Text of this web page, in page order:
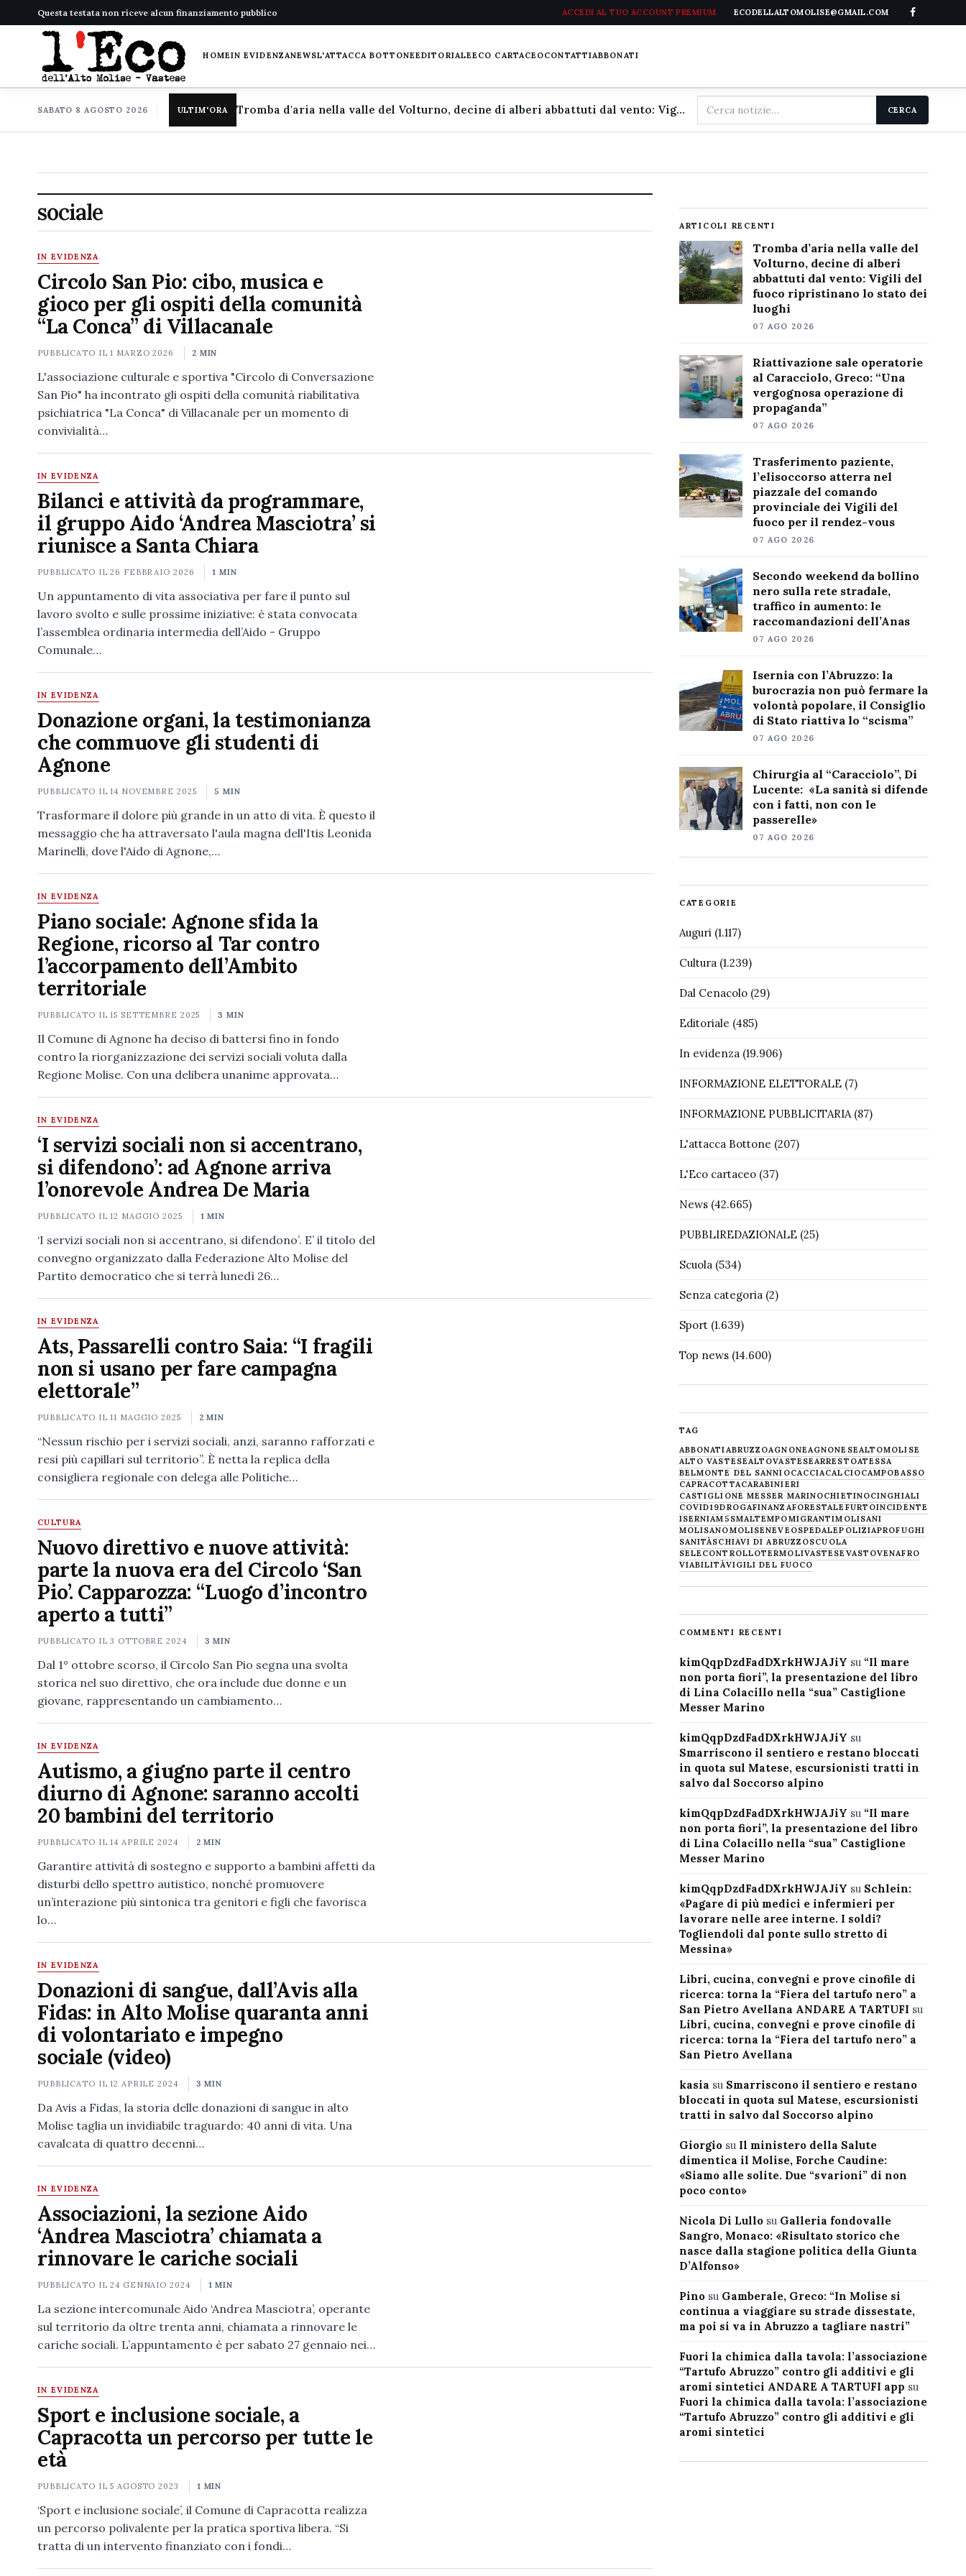
Questa testata non riceve alcun finanziamento pubblico ACCEDI AL TUO ACCOUNT PREMIUM ECODELLALTOMOLISE@GMAIL.COM
HOMEIN EVIDENZANEWSL'ATTACCA BOTTONEEDITORIALEECO CARTACEOCONTATTIABBONATI
SABATO 8 AGOSTO 2026 ULTIM'ORA Tromba d'aria nella valle del Volturno, decine di alberi abbattuti dal vento: Vigili del fuoco ripristinano lo stato dei luoghi
Cerca
nel
CERCA
sociale
IN EVIDENZA
Circolo San Pio: cibo, musica e
gioco per gli ospiti della comunità
“La Conca” di Villacanale
PUBBLICATO IL1 MARZO 2026 2 MIN
L'associazione culturale e sportiva "Circolo di Conversazione
San Pio" ha incontrato gli ospiti della comunità riabilitativa
psichiatrica "La Conca" di Villacanale per un momento di
convivialità…
IN EVIDENZA
Bilanci e attività da programmare,
il gruppo Aido ‘Andrea Masciotra’ si
riunisce a Santa Chiara
PUBBLICATO IL26 FEBBRAIO 2026 1 MIN
Un appuntamento di vita associativa per fare il punto sul
lavoro svolto e sulle prossime iniziative: è stata convocata
l’assemblea ordinaria intermedia dell’Aido - Gruppo
Comunale…
IN EVIDENZA
Donazione organi, la testimonianza
che commuove gli studenti di
Agnone
PUBBLICATO IL14 NOVEMBRE 2025 5 MIN
Trasformare il dolore più grande in un atto di vita. È questo il
messaggio che ha attraversato l'aula magna dell'Itis Leonida
Marinelli, dove l'Aido di Agnone,…
IN EVIDENZA
Piano sociale: Agnone sfida la
Regione, ricorso al Tar contro
l’accorpamento dell’Ambito
territoriale
PUBBLICATO IL15 SETTEMBRE 2025 3 MIN
Il Comune di Agnone ha deciso di battersi fino in fondo
contro la riorganizzazione dei servizi sociali voluta dalla
Regione Molise. Con una delibera unanime approvata…
IN EVIDENZA
‘I servizi sociali non si accentrano,
si difendono’: ad Agnone arriva
l’onorevole Andrea De Maria
PUBBLICATO IL12 MAGGIO 2025 1 MIN
‘I servizi sociali non si accentrano, si difendono’. E’ il titolo del
convegno organizzato dalla Federazione Alto Molise del
Partito democratico che si terrà lunedì 26…
IN EVIDENZA
Ats, Passarelli contro Saia: “I fragili
non si usano per fare campagna
elettorale”
PUBBLICATO IL11 MAGGIO 2025 2 MIN
“Nessun rischio per i servizi sociali, anzi, saranno rafforzati e
resi più capillari sul territorio”. È netta la replica della
consigliera regionale con delega alle Politiche…
CULTURA
Nuovo direttivo e nuove attività:
parte la nuova era del Circolo ‘San
Pio’. Capparozza: “Luogo d’incontro
aperto a tutti”
PUBBLICATO IL3 OTTOBRE 2024 3 MIN
Dal 1° ottobre scorso, il Circolo San Pio segna una svolta
storica nel suo direttivo, che ora include due donne e un
giovane, rappresentando un cambiamento…
IN EVIDENZA
Autismo, a giugno parte il centro
diurno di Agnone: saranno accolti
20 bambini del territorio
PUBBLICATO IL14 APRILE 2024 2 MIN
Garantire attività di sostegno e supporto a bambini affetti da
disturbi dello spettro autistico, nonché promuovere
un’interazione più sintonica tra genitori e figli che favorisca
lo…
IN EVIDENZA
Donazioni di sangue, dall’Avis alla
Fidas: in Alto Molise quaranta anni
di volontariato e impegno
sociale (video)
PUBBLICATO IL12 APRILE 2024 3 MIN
Da Avis a Fidas, la storia delle donazioni di sangue in alto
Molise taglia un invidiabile traguardo: 40 anni di vita. Una
cavalcata di quattro decenni…
IN EVIDENZA
Associazioni, la sezione Aido
‘Andrea Masciotra’ chiamata a
rinnovare le cariche sociali
PUBBLICATO IL24 GENNAIO 2024 1 MIN
La sezione intercomunale Aido ‘Andrea Masciotra’, operante
sul territorio da oltre trenta anni, chiamata a rinnovare le
cariche sociali. L’appuntamento è per sabato 27 gennaio nei…
IN EVIDENZA
Sport e inclusione sociale, a
Capracotta un percorso per tutte le
età
PUBBLICATO IL5 AGOSTO 2023 1 MIN
‘Sport e inclusione sociale’, il Comune di Capracotta realizza
un percorso polivalente per la pratica sportiva libera. “Si
tratta di un intervento finanziato con i fondi…
ARTICOLI RECENTI
Tromba d’aria nella valle del
Volturno, decine di alberi
abbattuti dal vento: Vigili del
fuoco ripristinano lo stato dei
luoghi
07 AGO 2026
Riattivazione sale operatorie
al Caracciolo, Greco: “Una
vergognosa operazione di
propaganda”
07 AGO 2026
Trasferimento paziente,
l’elisoccorso atterra nel
piazzale del comando
provinciale dei Vigili del
fuoco per il rendez-vous
07 AGO 2026
Secondo weekend da bollino
nero sulla rete stradale,
traffico in aumento: le
raccomandazioni dell’Anas
07 AGO 2026
Isernia con l’Abruzzo: la
burocrazia non può fermare la
volontà popolare, il Consiglio
di Stato riattiva lo “scisma”
07 AGO 2026
Chirurgia al “Caracciolo”, Di
Lucente: «La sanità si difende
con i fatti, non con le
passerelle»
07 AGO 2026
CATEGORIE
Auguri(1.117)
Cultura(1.239)
Dal Cenacolo(29)
Editoriale (485)
In evidenza(19.906)
INFORMAZIONE ELETTORALE(7)
INFORMAZIONE PUBBLICITARIA(87)
L'attacca Bottone (207)
L'Eco cartaceo(37)
News(42.665)
PUBBLIREDAZIONALE(25)
Scuola(534)
Senza categoria(2)
Sport(1.639)
Top news(14.600)
TAG
ABBONATIABRUZZOAGNONEAGNONESEALTOMOLISE
ALTO VASTESEALTOVASTESEARRESTOATESSA
BELMONTE DEL SANNIOCACCIACALCIOCAMPOBASSO
CAPRACOTTACARABINIERI
CASTIGLIONE MESSER MARINOCHIETINOCINGHIALI
COVID19DROGAFINANZAFORESTALE FURTOINCIDENTE
ISERNIAM5SMALTEMPOMIGRANTIMOLISANI
MOLISANOMOLISENEVE OSPEDALEPOLIZIAPROFUGHI
SANITÀSCHIAVI DI ABRUZZOSCUOLA
SELECONTROLLOTERMOLIVASTESE VASTOVENAFRO
VIABILITÀVIGILI DEL FUOCO
COMMENTI RECENTI
kimQqpDzdFadDXrkHWJAJiY su “Il mare
non porta fiori”, la presentazione del libro
di Lina Colacillo nella “sua” Castiglione
Messer Marino
kimQqpDzdFadDXrkHWJAJiY su
Smarriscono il sentiero e restano bloccati
in quota sul Matese, escursionisti tratti in
salvo dal Soccorso alpino
kimQqpDzdFadDXrkHWJAJiY su “Il mare
non porta fiori”, la presentazione del libro
di Lina Colacillo nella “sua” Castiglione
Messer Marino
kimQqpDzdFadDXrkHWJAJiY su Schlein:
«Pagare di più medici e infermieri per
lavorare nelle aree interne. I soldi?
Togliendoli dal ponte sullo stretto di
Messina»
Libri, cucina, convegni e prove cinofile di
ricerca: torna la “Fiera del tartufo nero” a
San Pietro Avellana ANDARE A TARTUFI su
Libri, cucina, convegni e prove cinofile di
ricerca: torna la “Fiera del tartufo nero” a
San Pietro Avellana
kasia su Smarriscono il sentiero e restano
bloccati in quota sul Matese, escursionisti
tratti in salvo dal Soccorso alpino
Giorgiosu Il ministero della Salute
dimentica il Molise, Forche Caudine:
«Siamo alle solite. Due “svarioni” di non
poco conto»
Nicola Di Lullosu Galleria fondovalle
Sangro, Monaco: «Risultato storico che
nasce dalla stagione politica della Giunta
D’Alfonso»
Pinosu Gamberale, Greco: “In Molise si
continua a viaggiare su strade dissestate,
ma poi si va in Abruzzo a tagliare nastri”
Fuori la chimica dalla tavola: l’associazione
“Tartufo Abruzzo” contro gli additivi e gli
aromi sintetici ANDARE A TARTUFI app su
Fuori la chimica dalla tavola: l’associazione
“Tartufo Abruzzo” contro gli additivi e gli
aromi sintetici